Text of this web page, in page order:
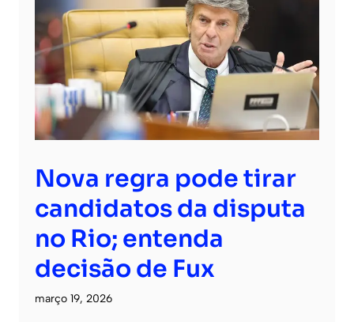
Nova regra pode tirar
candidatos da disputa
no Rio; entenda
decisão de Fux
março 19, 2026